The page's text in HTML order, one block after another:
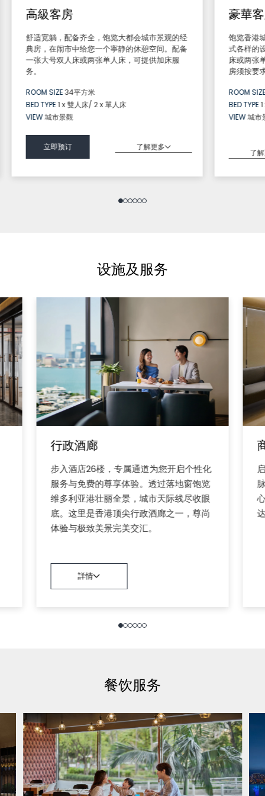
高級客房
舒适宽躺，配备齐全，饱览大都会城市景观的经
典房，在闹市中给您一个寧静的休憩空间。配备
一张大号双人床或两张单人床，可提供加床服
务。
ROOM SIZE34平方米
BED TYPE1 x 雙人床/ 2 x 單人床
VIEW城市景觀
立即预订 了解更多
豪華
饱览香港
式各样的
床或两张
房须按要
ROOM
BED TYPE
VIEW城市
了
设施及服务
行政酒廊
步入酒店26楼，专属通道为您开启个性化
服务与免费的尊享体验。透过落地窗饱览
维多利亚港壮丽全景，城市天际线尽收眼
底。这里是香港顶尖行政酒廊之一，尊尚
体验与极致美景完美交汇。
詳情
餐饮服务